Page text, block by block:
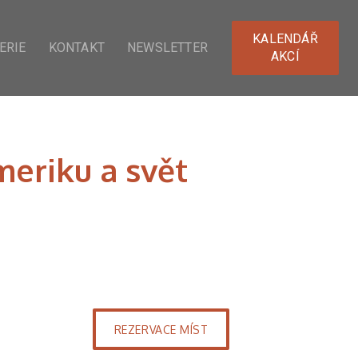
KONTAKT NEWSLETTER
KALENDÁŘ
AKCÍ
a svět
REZERVACE MÍST